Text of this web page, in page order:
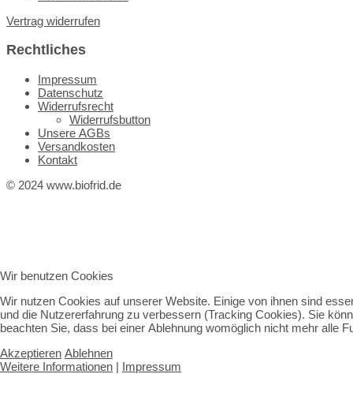
Vertrag widerrufen
Rechtliches
Impressum
Datenschutz
Widerrufsrecht
Widerrufsbutton
Unsere AGBs
Versandkosten
Kontakt
© 2024 www.biofrid.de
Wir benutzen Cookies
Wir nutzen Cookies auf unserer Website. Einige von ihnen sind
und die Nutzererfahrung zu verbessern (Tracking Cookies). Sie
beachten Sie, dass bei einer Ablehnung womöglich nicht mehr alle
Akzeptieren Ablehnen
Weitere Informationen | Impressum